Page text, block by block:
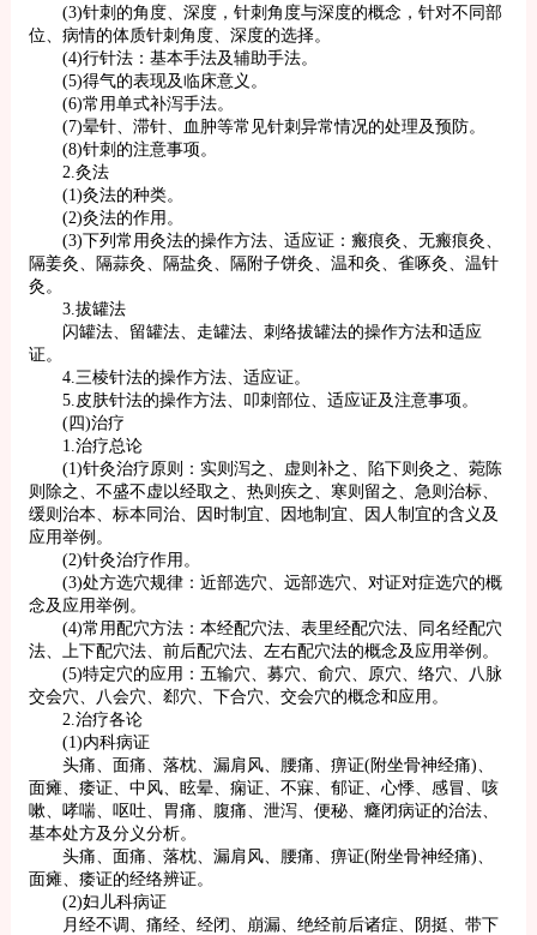
(3)针刺的角度、深度，针刺角度与深度的概念，针对不同部
位、病情的体质针刺角度、深度的选择。
(4)行针法：基本手法及辅助手法。
(5)得气的表现及临床意义。
(6)常用单式补泻手法。
(7)晕针、滞针、血肿等常见针刺异常情况的处理及预防。
(8)针刺的注意事项。
2.灸法
(1)灸法的种类。
(2)灸法的作用。
(3)下列常用灸法的操作方法、适应证：瘢痕灸、无瘢痕灸、
隔姜灸、隔蒜灸、隔盐灸、隔附子饼灸、温和灸、雀啄灸、温针
灸。
3.拔罐法
闪罐法、留罐法、走罐法、刺络拔罐法的操作方法和适应
证。
4.三棱针法的操作方法、适应证。
5.皮肤针法的操作方法、叩刺部位、适应证及注意事项。
(四)治疗
1.治疗总论
(1)针灸治疗原则：实则泻之、虚则补之、陷下则灸之、菀陈
则除之、不盛不虚以经取之、热则疾之、寒则留之、急则治标、
缓则治本、标本同治、因时制宜、因地制宜、因人制宜的含义及
应用举例。
(2)针灸治疗作用。
(3)处方选穴规律：近部选穴、远部选穴、对证对症选穴的概
念及应用举例。
(4)常用配穴方法：本经配穴法、表里经配穴法、同名经配穴
法、上下配穴法、前后配穴法、左右配穴法的概念及应用举例。
(5)特定穴的应用：五输穴、募穴、俞穴、原穴、络穴、八脉
交会穴、八会穴、郄穴、下合穴、交会穴的概念和应用。
2.治疗各论
(1)内科病证
头痛、面痛、落枕、漏肩风、腰痛、痹证(附坐骨神经痛)、
面瘫、痿证、中风、眩晕、痫证、不寐、郁证、心悸、感冒、咳
嗽、哮喘、呕吐、胃痛、腹痛、泄泻、便秘、癃闭病证的治法、
基本处方及分义分析。
头痛、面痛、落枕、漏肩风、腰痛、痹证(附坐骨神经痛)、
面瘫、痿证的经络辨证。
(2)妇儿科病证
月经不调、痛经、经闭、崩漏、绝经前后诸症、阴挺、带下